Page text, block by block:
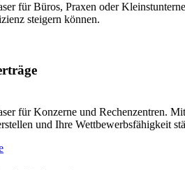
für Büros, Praxen oder
steigern können.
für Konzerne und Rechenzentren.
und Ihre Wettbewerbsfähigkeit